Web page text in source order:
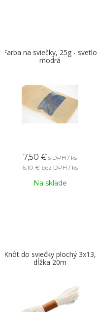
Farba na sviečky, 25g - svetlo
modrá
7,50 € s DPH / ks
6,10 € bez DPH / ks
Na sklade
Knôt do sviečky plochý 3x13,
dĺžka 20m